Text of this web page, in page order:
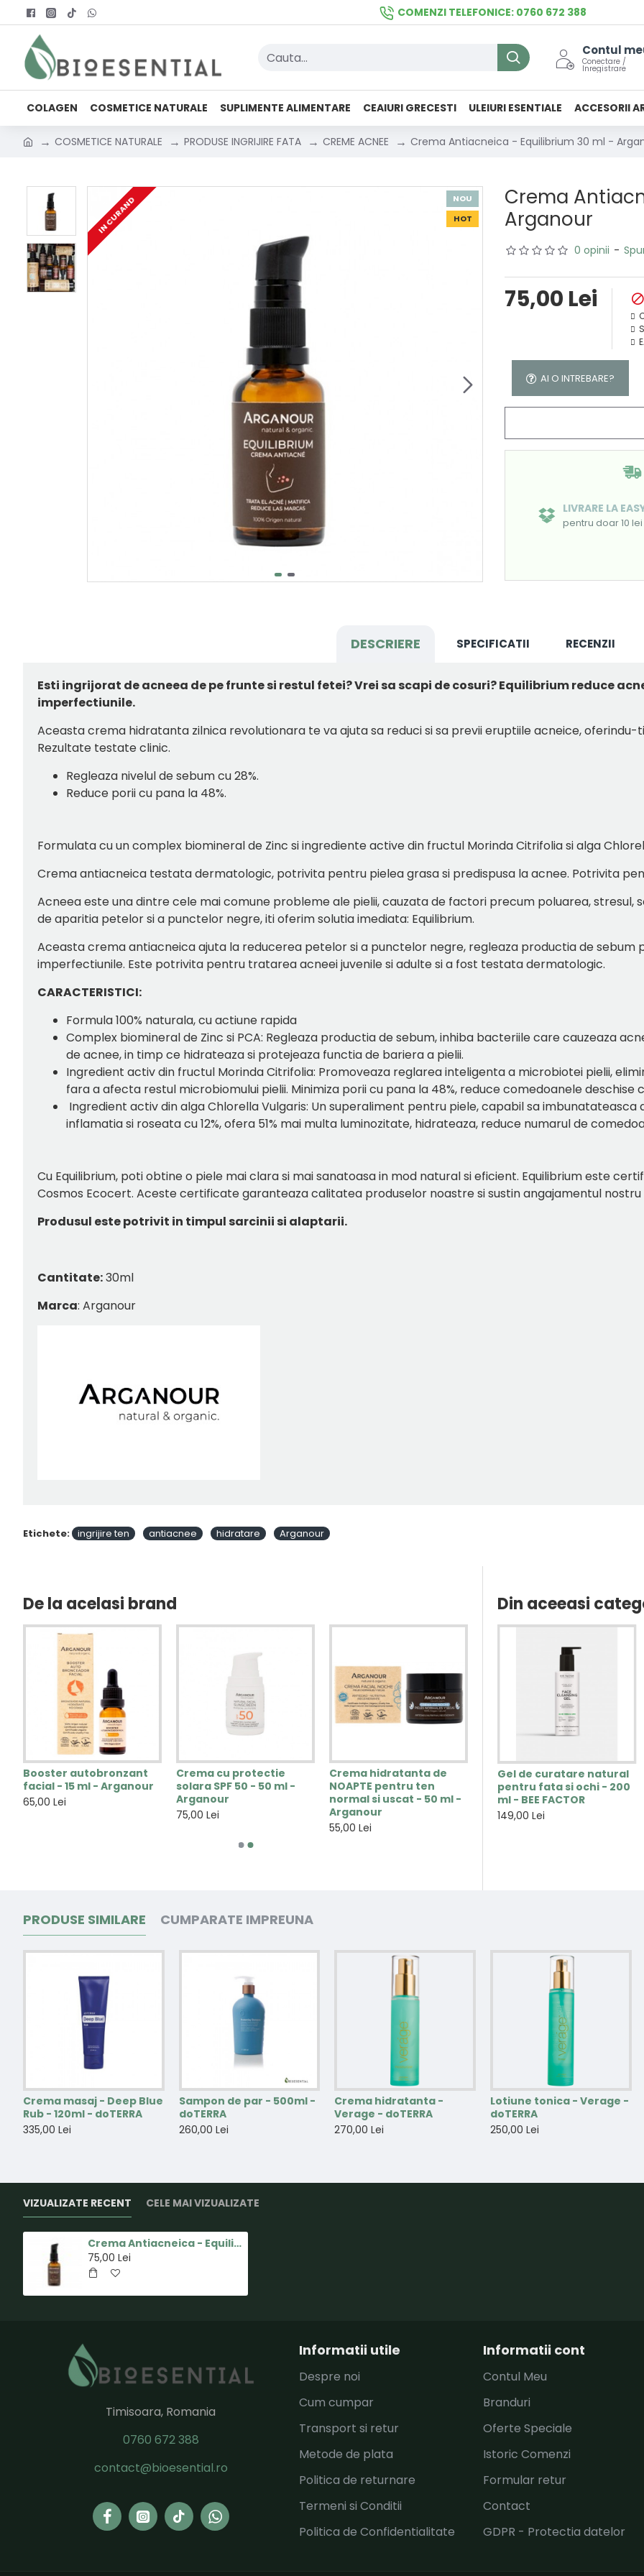
COMENZI TELEFONICE: 0760 672 388
Contul
Conectare /
Inregistrare
COLAGEN COSMETICE NATURALE SUPLIMENTE ALIMENTARE CEAIURI GRECESTI ULEIURI ESENTIALE ACCESORII
COSMETICE NATURALE PRODUSE INGRIJIRE FATA CREME ACNEE Crema Antiacneica - Equilibrium 30 ml -
NOU
HOT
IN CURAND
Crema
Arganour
0 opinii -
75,00 Lei
AI O INTREBARE?
LIVRARE LA
pentru doar 10 lei
DESCRIERE SPECIFICATII RECENZII
Esti ingrijorat de acneea de pe frunte si restul fetei? Vrei sa scapi de cosuri? Equilibrium reduce
imperfectiunile.
Aceasta crema hidratanta zilnica revolutionara te va ajuta sa reduci si sa previi eruptiile acneice, oferindu-
Rezultate testate clinic.
Regleaza nivelul de sebum cu 28%.
Reduce porii cu pana la 48%.
Formulata cu un complex biomineral de Zinc si ingrediente active din fructul Morinda Citrifolia si alga
Crema antiacneica testata dermatologic, potrivita pentru pielea grasa si predispusa la acnee. Potrivita
Acneea este una dintre cele mai comune probleme ale pielii, cauzata de factori precum poluarea, stresul,
de aparitia petelor si a punctelor negre, iti oferim solutia imediata: Equilibrium.
Aceasta crema antiacneica ajuta la reducerea petelor si a punctelor negre, regleaza productia de sebum
imperfectiunile. Este potrivita pentru tratarea acneei juvenile si adulte si a fost testata dermatologic.
CARACTERISTICI:
Formula 100% naturala, cu actiune rapida
Complex biomineral de Zinc si PCA: Regleaza productia de sebum, inhiba bacteriile care cauzeaza
de acnee, in timp ce hidrateaza si protejeaza functia de bariera a pielii.
Ingredient activ din fructul Morinda Citrifolia: Promoveaza reglarea inteligenta a microbiotei pielii,
fara a afecta restul microbiomului pielii. Minimiza porii cu pana la 48%, reduce comedoanele deschise
Ingredient activ din alga Chlorella Vulgaris: Un superaliment pentru piele, capabil sa imbunatateasca
inflamatia si roseata cu 12%, ofera 51% mai multa luminozitate, hidrateaza, reduce numarul de
Cu Equilibrium, poti obtine o piele mai clara si mai sanatoasa in mod natural si eficient. Equilibrium este
Cosmos Ecocert. Aceste certificate garanteaza calitatea produselor noastre si sustin angajamentul
Produsul este potrivit in timpul sarcinii si alaptarii.
Cantitate:30ml
Marca: Arganour
Etichete: ingrijire ten antiacnee hidratare Arganour
De la acelasi brand
Booster autobronzant
facial - 15 ml - Arganour
65,00 Lei
Crema cu protectie
solara SPF 50 - 50 ml -
Arganour
75,00 Lei
Crema hidratanta de
NOAPTE pentru ten
normal si uscat - 50 ml -
Arganour
55,00 Lei
Din aceeasi
Gel de aloe vera 97%
certificat organic - 250
ml - Arganour
39,00 Lei
Gel de curatare natural
pentru fata si ochi - 200
ml - BEE FACTOR
149,00 Lei
PRODUSE SIMILARE CUMPARATE IMPREUNA
Crema masaj - Deep Blue
Rub - 120ml - doTERRA
335,00 Lei
Sampon de par - 500ml -
doTERRA
260,00 Lei
Crema hidratanta -
Verage - doTERRA
270,00 Lei
Lotiune tonica - Verage -
doTERRA
250,00 Lei
VIZUALIZATE RECENT CELE MAI VIZUALIZATE
Crema Antiacneica - Equilibrium 30 ml - Arganour
75,00 Lei
Timisoara, Romania
0760 672 388
contact@bioesential.ro
Informatii utile
Despre noi
Cum cumpar
Transport si retur
Metode de plata
Politica de returnare
Termeni si Conditii
Politica de Confidentialitate
Informatii cont
Contul Meu
Branduri
Oferte Speciale
Istoric Comenzi
Formular retur
Contact
GDPR - Protectia datelor